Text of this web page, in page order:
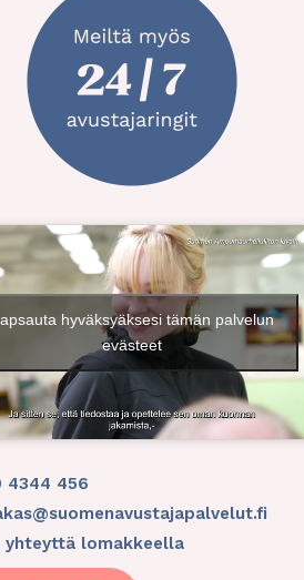
hyväksyäksesi tämän palvelun
evästeet
4344 456
yhteyttä lomakkeella